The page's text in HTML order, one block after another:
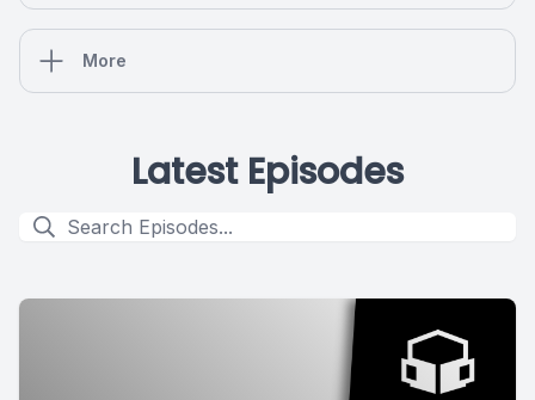
More
Latest Episodes